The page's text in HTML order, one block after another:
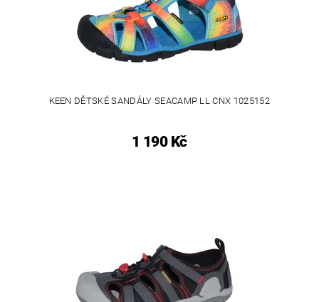
KEEN DĚTSKÉ SANDÁLY SEACAMP LL CNX 1025152
1 190 Kč